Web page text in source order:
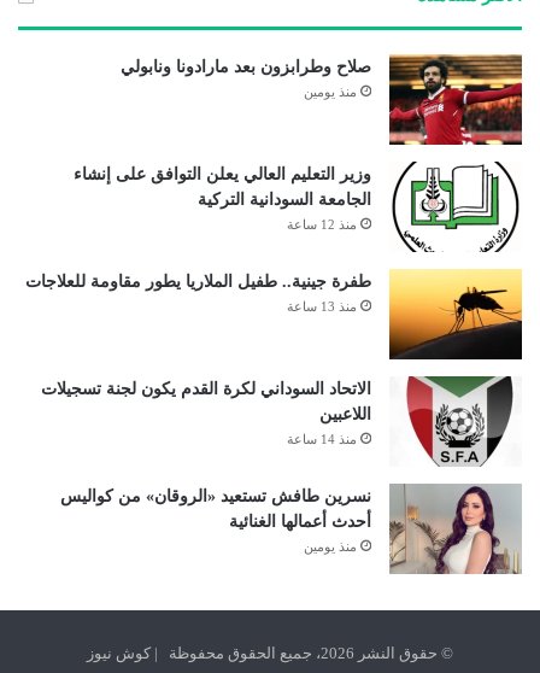
صلاح وطرابزون بعد مارادونا ونابولي
منذ يومين
وزير التعليم العالي يعلن التوافق على إنشاء
الجامعة السودانية التركية
منذ 12 ساعة
طفرة جينية.. طفيل الملاريا يطور مقاومة للعلاجات
منذ 13 ساعة
الاتحاد السوداني لكرة القدم يكون لجنة تسجيلات
اللاعبين
منذ 14 ساعة
نسرين طافش تستعيد «الروقان» من كواليس
أحدث أعمالها الغنائية
منذ يومين
© حقوق النشر 2026، جميع الحقوق محفوظة | كوش نيوز